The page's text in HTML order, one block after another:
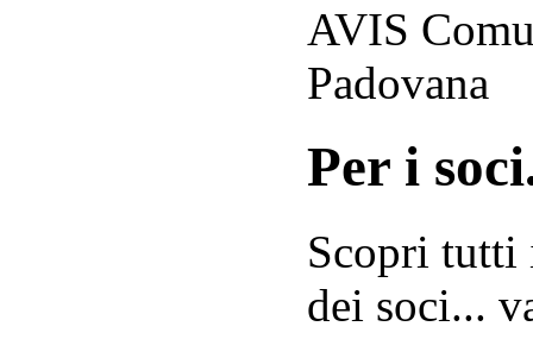
AVIS
Padovana
Per i
Scopri tutti
dei soci...